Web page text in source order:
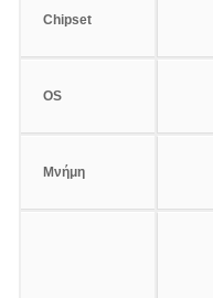
Chipset
OS
Μνήμη